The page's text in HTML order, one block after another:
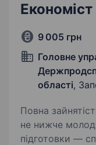
Економіст
9 005 грн
Головне
області,
Повна зайнятість.
не нижче
підготовки —